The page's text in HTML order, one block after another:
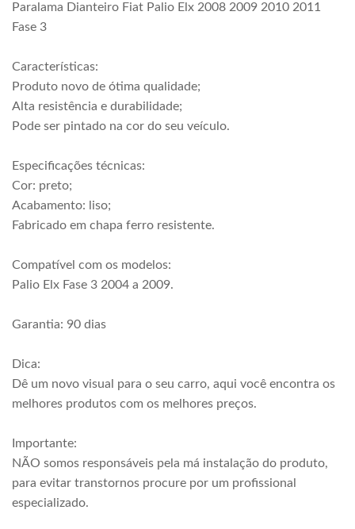
Paralama Dianteiro Fiat Palio Elx 2008 2009 2010 2011
Fase 3
Características:
Produto novo de ótima qualidade;
Alta resistência e durabilidade;
Pode ser pintado na cor do seu veículo.
Especificações técnicas:
Cor: preto;
Acabamento: liso;
Fabricado em chapa ferro resistente.
Compatível com os modelos:
Palio Elx Fase 3 2004 a 2009.
Garantia: 90 dias
Dica:
Dê um novo visual para o seu carro, aqui você encontra os
melhores produtos com os melhores preços.
Importante:
NÃO somos responsáveis pela má instalação do produto,
para evitar transtornos procure por um profissional
especializado.